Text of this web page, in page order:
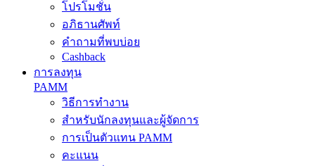
โปรโมชั่น
อภิธานศัพท์
คำถามที่พบบ่อย
Cashback
การลงทุน
PAMM
วิธีการทำงาน
สำหรับนักลงทุนและผู้จัดการ
การเป็นตัวแทน PAMM
คะแนน